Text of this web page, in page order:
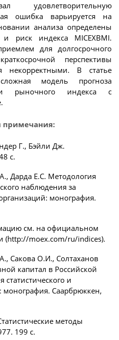
удовлетворительную
ошибка варьируется на
анализа определены
риск индекса MICEXBMI.
для долгосрочного
перспективы
некорректными. В статье
модель прогноза
рыночного индекса с
примечания:
Г., Бэйли Дж.
с.
Дарда Е.С. Методология
наблюдения за
монография.
см. на официальном
(http://moex.com/ru/indices).
Сакова О.И., Солтаханов
капитал в Российской
и
монография. Саарбрюккен,
методы
199 с.